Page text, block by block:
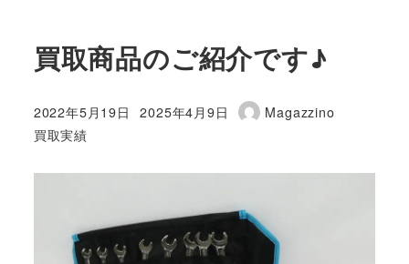
買取商品のご紹介です♪
投稿日
2022年5月19日
更新日
2025年4月9日
著
Magazzino
カテゴリー
買取実績